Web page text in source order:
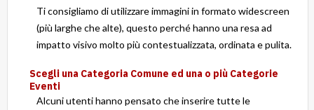
Ti consigliamo di utilizzare immagini in formato widescreen
(più larghe che alte), questo perché hanno una resa ad
impatto visivo molto più contestualizzata, ordinata e pulita.
Scegli una Categoria Comune ed una o più Categorie
Eventi
Alcuni utenti hanno pensato che inserire tutte le